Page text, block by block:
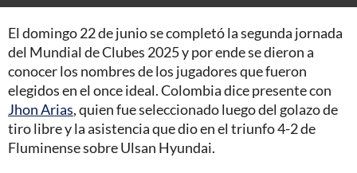
El domingo 22 de junio se completó la segunda jornada
del Mundial de Clubes 2025 y por ende se dieron a
conocer los nombres de los jugadores que fueron
elegidos en el once ideal. Colombia dice presente con
Jhon Arias, quien fue seleccionado luego del golazo de
tiro libre y la asistencia que dio en el triunfo 4-2 de
Fluminense sobre Ulsan Hyundai.